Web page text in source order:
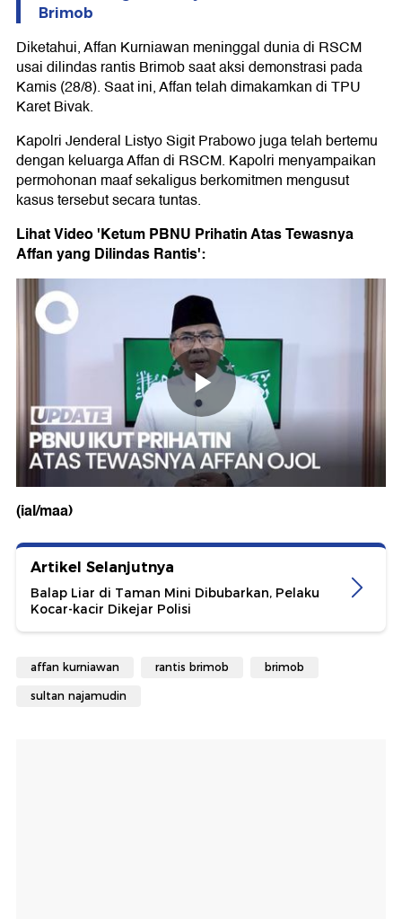
Brimob
Diketahui, Affan Kurniawan meninggal dunia di RSCM
usai dilindas rantis Brimob saat aksi demonstrasi pada
Kamis (28/8). Saat ini, Affan telah dimakamkan di TPU
Karet Bivak.
Kapolri Jenderal Listyo Sigit Prabowo juga telah bertemu
dengan keluarga Affan di RSCM. Kapolri menyampaikan
permohonan maaf sekaligus berkomitmen mengusut
kasus tersebut secara tuntas.
Lihat Video 'Ketum PBNU Prihatin Atas Tewasnya
Affan yang Dilindas Rantis':
(ial/maa)
Artikel Selanjutnya
Balap Liar di Taman Mini Dibubarkan, Pelaku
Kocar-kacir Dikejar Polisi
affan kurniawan rantis brimob brimob
sultan najamudin